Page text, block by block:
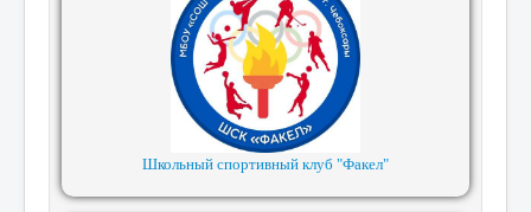
Школьный спортивный клуб "Факел"